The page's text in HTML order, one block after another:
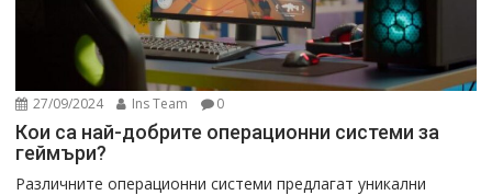
27/09/2024 Ins Team 0
Кои са най-добрите операционни системи за
геймъри?
Различните операционни системи предлагат уникални